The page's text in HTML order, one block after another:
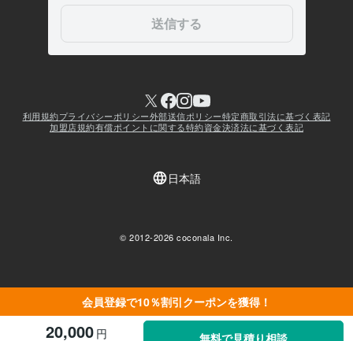
会員登録で10％割引クーポンを獲得！
20,000 円 無料で見積り相談